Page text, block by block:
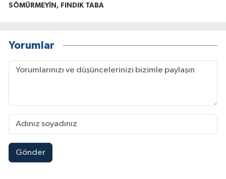
SÖMÜRMEYİN, FINDIK TABA
Yorumlar
Gönder